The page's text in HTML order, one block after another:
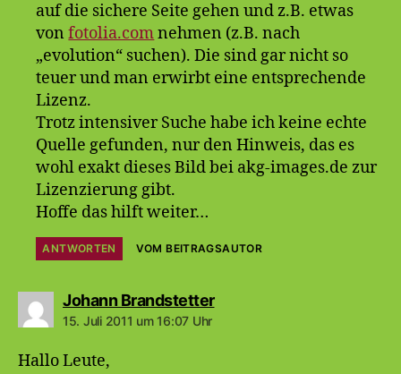
auf die sichere Seite gehen und z.B. etwas
vonfotolia.comnehmen (z.B. nach
„evolution“ suchen). Die sind gar nicht so
teuer und man erwirbt eine entsprechende
Lizenz.
Trotz intensiver Suche habe ich keine echte
Quelle gefunden, nur den Hinweis, das es
wohl exakt dieses Bild bei akg-images.de zur
Lizenzierung gibt.
Hoffe das hilft weiter…
ANTWORTEN VOM BEITRAGSAUTOR
Johann Brandstettersagt:
15. Juli 2011 um 16:07 Uhr
Hallo Leute,